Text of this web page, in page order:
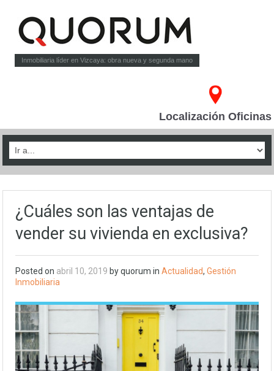
Inmobiliaria líder en Vizcaya: obra nueva y segunda mano
Localización Oficinas
¿Cuáles son las ventajas de
vender su vivienda en exclusiva?
Posted on abril 10, 2019 by quorum in Actualidad, Gestión
Inmobiliaria